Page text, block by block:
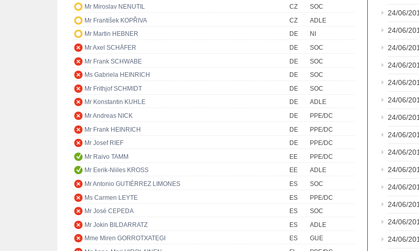
Mr Miroslav NENUTIL
CZ
SOC
Mr František KOPŘIVA
CZ
ADLE
Mr Martin HEBNER
DE
NI
Mr Axel SCHÄFER
DE
SOC
Mr Frank SCHWABE
DE
SOC
Ms Gabriela HEINRICH
DE
SOC
Mr Frithjof SCHMIDT
DE
SOC
Mr Konstantin KUHLE
DE
ADLE
Mr Andreas NICK
DE
PPE/DC
Mr Frank HEINRICH
DE
PPE/DC
Mr Josef RIEF
DE
PPE/DC
Mr Raivo TAMM
EE
PPE/DC
Mr Eerik-Niiles KROSS
EE
ADLE
Mr Antonio GUTIÉRREZ LIMONES
ES
SOC
Ms Carmen LEYTE
ES
PPE/DC
Mr José CEPEDA
ES
SOC
Mr Jokin BILDARRATZ
ES
ADLE
Mme Miren GORROTXATEGI
ES
GUE
24/06/
24/06/
24/06/
24/06/
24/06/
24/06/
24/06/
24/06/
24/06/
24/06/
24/06/
24/06/
24/06/
24/06/